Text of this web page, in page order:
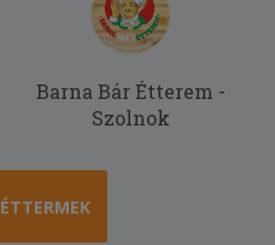
Barna Bár Étterem -
Szolnok